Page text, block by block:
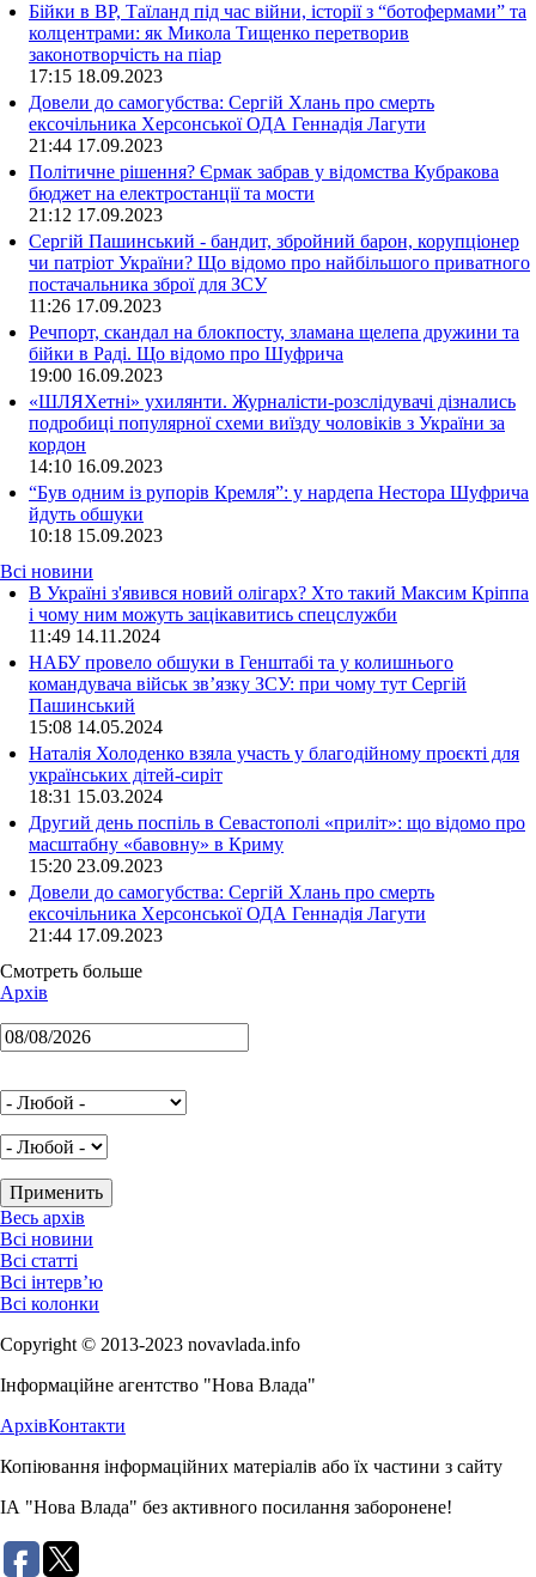
Бійки в ВР, Таїланд під час війни, історії з “ботофермами” та
колцентрами: як Микола Тищенко перетворив
законотворчість на піар
17:15 18.09.2023
Довели до самогубства: Сергій Хлань про смерть
ексочільника Херсонської ОДА Геннадія Лагути
21:44 17.09.2023
Політичне рішення? Єрмак забрав у відомства Кубракова
бюджет на електростанції та мости
21:12 17.09.2023
Сергій Пашинський - бандит, збройний барон, корупціонер
чи патріот України? Що відомо про найбільшого приватного
постачальника зброї для ЗСУ
11:26 17.09.2023
Речпорт, скандал на блокпосту, зламана щелепа дружини та
бійки в Раді. Що відомо про Шуфрича
19:00 16.09.2023
«ШЛЯХетні» ухилянти. Журналісти-розслідувачі дізнались
подробиці популярної схеми виїзду чоловіків з України за
кордон
14:10 16.09.2023
“Був одним із рупорів Кремля”: у нардепа Нестора Шуфрича
йдуть обшуки
10:18 15.09.2023
Всі новини
В Україні з'явився новий олігарх? Хто такий Максим Кріппа
і чому ним можуть зацікавитись спецслужби
11:49 14.11.2024
НАБУ провело обшуки в Генштабі та у колишнього
командувача військ зв’язку ЗСУ: при чому тут Сергій
Пашинський
15:08 14.05.2024
Наталія Холоденко взяла участь у благодійному проєкті для
українських дітей-сиріт
18:31 15.03.2024
Другий день поспіль в Севастополі «приліт»: що відомо про
масштабну «бавовну» в Криму
15:20 23.09.2023
Довели до самогубства: Сергій Хлань про смерть
ексочільника Херсонської ОДА Геннадія Лагути
21:44 17.09.2023
Смотреть больше
Архів
Весь архів
Всі новини
Всі статті
Всі інтерв’ю
Всі колонки
Copyright © 2013-2023 novavlada.info
Інформаційне агентство "Нова Влада"
АрхівКонтакти
Копіювання інформаційних матеріалів або їх частини з сайту
ІА "Нова Влада" без активного посилання заборонене!